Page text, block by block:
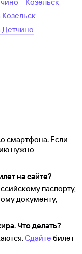
Козельск
Детчино
смартфона. Если
нужно
на сайте?
паспорту,
документу,
Что делать?
Сдайте билет